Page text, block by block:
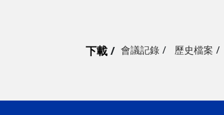
下載 會議記錄 歷史檔案